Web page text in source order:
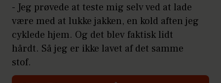
- Jeg prøvede at teste mig selv ved at lade
være med at lukke jakken, en kold aften jeg
cyklede hjem. Og det blev faktisk lidt
hårdt. Så jeg er ikke lavet af det samme
stof.